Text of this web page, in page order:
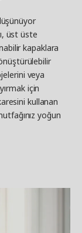
üst üste
kapaklara
veya
için
kullanan
yoğun